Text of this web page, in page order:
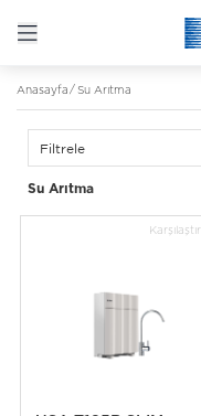
Anasayfa Su Arıtma
Filtrele
Su Arıtma
Karşılaştır